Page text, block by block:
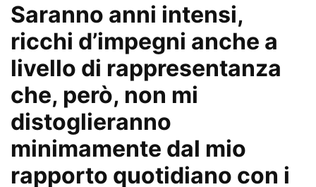
Saranno anni intensi,
ricchi d’impegni anche a
livello di rappresentanza
che, però, non mi
distoglieranno
minimamente dal mio
rapporto quotidiano con i